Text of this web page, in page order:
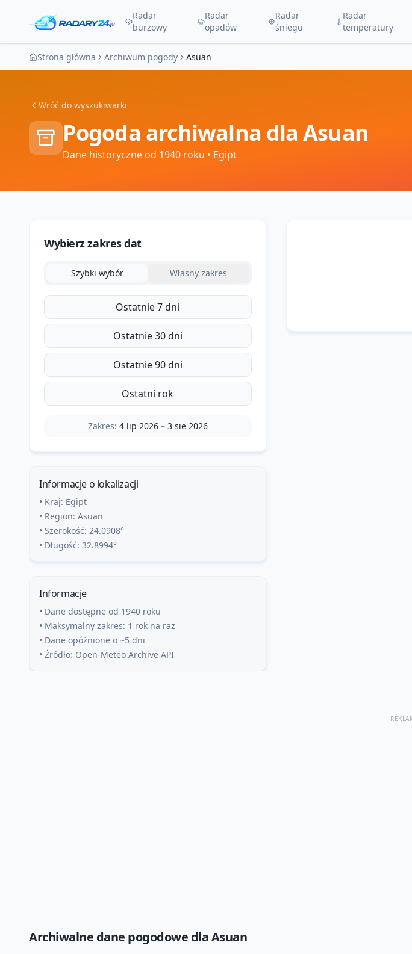
Radar
burzowy
Radar
opadów
Radar
śniegu
Radar
temperatury
Strona główna Archiwum pogody Asuan
Wróć do wyszukiwarki
Pogoda archiwalna dlaAsuan
Dane historyczne od 1940 roku • Egipt
Wybierz zakres dat
Szybki wybór Własny zakres
Ostatnie 7 dni
Ostatnie 30 dni
Ostatnie 90 dni
Ostatni rok
Zakres: 4 lip 2026– 3 sie 2026
Informacje o lokalizacji
• Kraj: Egipt
• Region: Asuan
• Szerokość: 24.0908°
• Długość: 32.8994°
Informacje
• Dane dostępne od 1940 roku
• Maksymalny zakres: 1 rok na raz
• Dane opóźnione o ~5 dni
• Źródło: Open-Meteo Archive API
Archiwalne dane pogodowe dlaAsuan